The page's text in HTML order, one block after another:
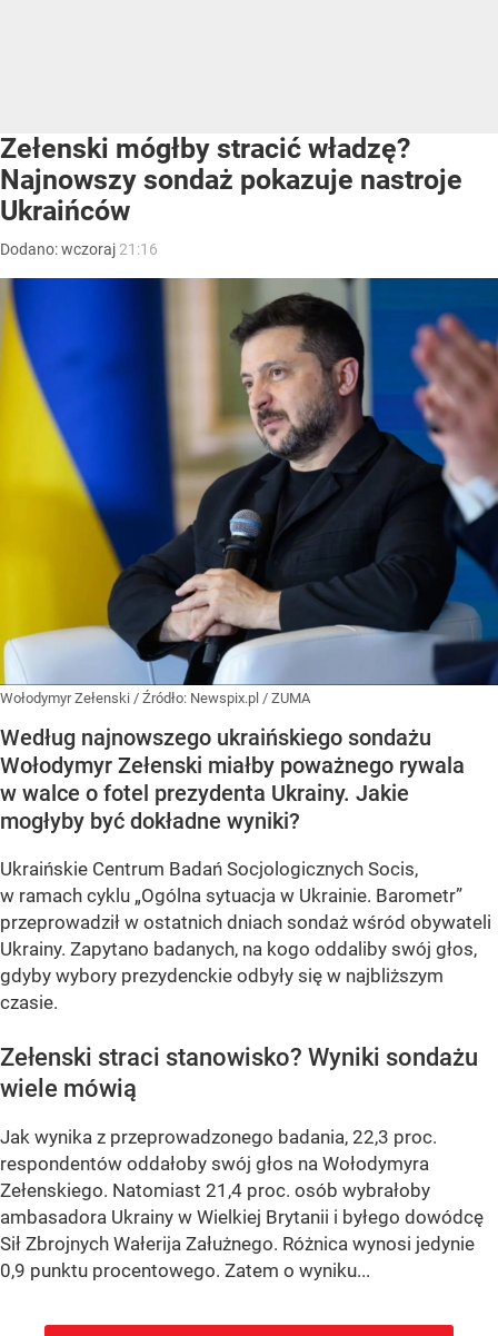
Zełenski mógłby stracić władzę?
Najnowszy sondaż pokazuje nastroje
Ukraińców
Dodano:wczoraj 21:16
Wołodymyr Zełenski / Źródło: Newspix.pl / ZUMA
Według najnowszego ukraińskiego sondażu
Wołodymyr Zełenski miałby poważnego rywala
w walce o fotel prezydenta Ukrainy. Jakie
mogłyby być dokładne wyniki?
Ukraińskie Centrum Badań Socjologicznych Socis,
w ramach cyklu „Ogólna sytuacja w Ukrainie. Barometr”
przeprowadził w ostatnich dniach sondaż wśród obywateli
Ukrainy. Zapytano badanych, na kogo oddaliby swój głos,
gdyby wybory prezydenckie odbyły się w najbliższym
czasie.
Zełenski straci stanowisko? Wyniki sondażu
wiele mówią
Jak wynika z przeprowadzonego badania, 22,3 proc.
respondentów oddałoby swój głos na Wołodymyra
Zełenskiego. Natomiast 21,4 proc. osób wybrałoby
ambasadora Ukrainy w Wielkiej Brytanii i byłego dowódcę
Sił Zbrojnych Wałerija Załużnego. Różnica wynosi jedynie
0,9 punktu procentowego. Zatem o wyniku...